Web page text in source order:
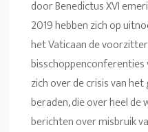
door Benedictus XVI
2019 hebben zich op
het Vaticaan de
bisschoppenconferenties
zich over de crisis van
beraden, die over heel
berichten over misbruik